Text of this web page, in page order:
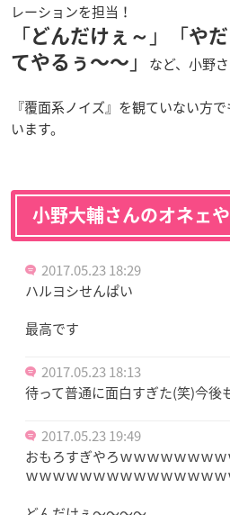
レーションを担当！
「どんだけぇ～ 」「や
てやるぅ〜〜 」 など、小野
『覆面系ノイズ』を観ていない方
います。
小野大輔さんのオネェ
2017.05.23 18:29
ハルヨシせんぱい
最高です
2017.05.23 18:13
待って普通に面白すぎた(笑)今後
2017.05.23 19:49
おもろすぎやろｗｗｗｗｗｗｗ
ｗｗｗｗｗｗｗｗｗｗｗｗｗｗ